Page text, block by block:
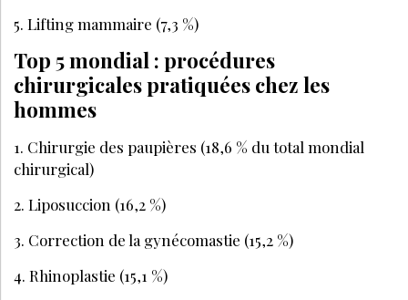
5. Lifting mammaire (7,3 %)
Top 5 mondial : procédures
chirurgicales pratiquées chez les
hommes
1. Chirurgie des paupières (18,6 % du total mondial
chirurgical)
2. Liposuccion (16,2 %)
3. Correction de la gynécomastie (15,2 %)
4. Rhinoplastie (15,1 %)